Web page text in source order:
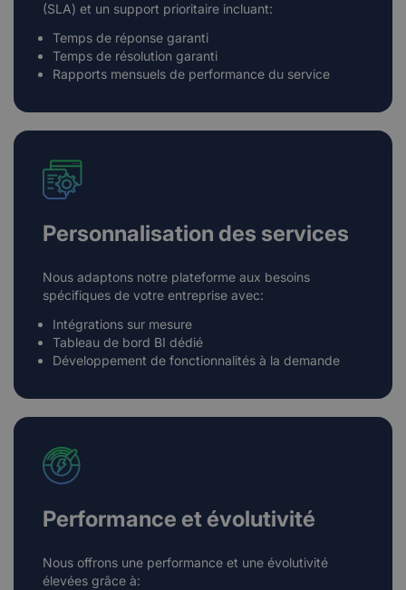
(SLA) et un support prioritaire incluant:
Temps de réponse garanti
Temps de résolution garanti
Rapports mensuels de performance du service
Personnalisation des services
Nous adaptons notre plateforme aux besoins
spécifiques de votre entreprise avec:
Intégrations sur mesure
Tableau de bord BI dédié
Développement de fonctionnalités à la demande
Performance et évolutivité
Nous offrons une performance et une évolutivité
élevées grâce à: